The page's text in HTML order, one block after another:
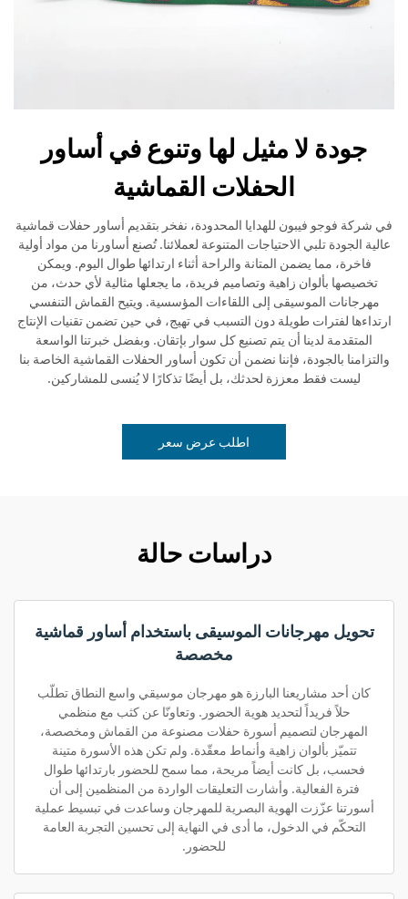
جودة لا مثيل لها وتنوع في أساور
الحفلات القماشية
في شركة فوجو فيبون للهدايا المحدودة، نفخر بتقديم أساور حفلات قماشية
عالية الجودة تلبي الاحتياجات المتنوعة لعملائنا. تُصنع أساورنا من مواد أولية
فاخرة، مما يضمن المتانة والراحة أثناء ارتدائها طوال اليوم. ويمكن
تخصيصها بألوان زاهية وتصاميم فريدة، ما يجعلها مثالية لأي حدث، من
مهرجانات الموسيقى إلى اللقاءات المؤسسية. ويتيح القماش التنفسي
ارتداءها لفترات طويلة دون التسبب في تهيج، في حين تضمن تقنيات الإنتاج
المتقدمة لدينا أن يتم تصنيع كل سوار بإتقان. وبفضل خبرتنا الواسعة
والتزامنا بالجودة، فإننا نضمن أن تكون أساور الحفلات القماشية الخاصة بنا
ليست فقط معززة لحدثك، بل أيضًا تذكارًا لا يُنسى للمشاركين.
اطلب عرض سعر
دراسات حالة
تحويل مهرجانات الموسيقى باستخدام أساور قماشية
مخصصة
كان أحد مشاريعنا البارزة هو مهرجان موسيقي واسع النطاق تطلّب
حلاً فريداً لتحديد هوية الحضور. وتعاونّا عن كثب مع منظمي
المهرجان لتصميم أسورة حفلات مصنوعة من القماش ومخصصة،
تتميّز بألوان زاهية وأنماط معقّدة. ولم تكن هذه الأسورة متينة
فحسب، بل كانت أيضاً مريحة، مما سمح للحضور بارتدائها طوال
فترة الفعالية. وأشارت التعليقات الواردة من المنظمين إلى أن
أسورتنا عزّزت الهوية البصرية للمهرجان وساعدت في تبسيط عملية
التحكّم في الدخول، ما أدى في النهاية إلى تحسين التجربة العامة
للحضور.